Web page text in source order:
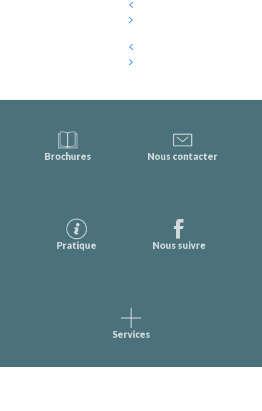
Brochures Nous contacter
Pratique Nous suivre
Services